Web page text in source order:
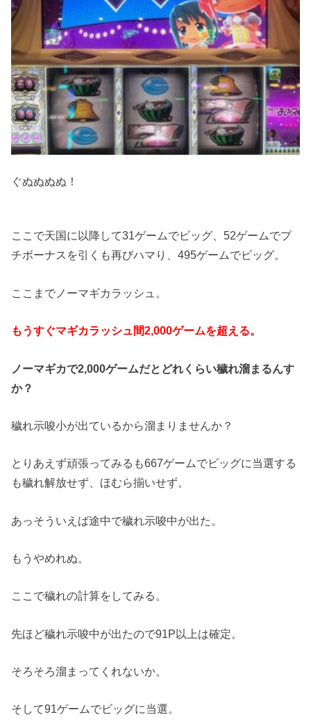
ぐぬぬぬぬ！
ここで天国に以降して31ゲームでビッグ、52ゲームでプ
チボーナスを引くも再びハマり、495ゲームでビッグ。
ここまでノーマギカラッシュ。
もうすぐマギカラッシュ間2,000ゲームを超える。
ノーマギカで2,000ゲームだとどれくらい穢れ溜まるんす
か？
穢れ示唆小が出ているから溜まりませんか？
とりあえず頑張ってみるも667ゲームでビッグに当選する
も穢れ解放せず、ほむら揃いせず。
あっそういえば途中で穢れ示唆中が出た。
もうやめれぬ。
ここで穢れの計算をしてみる。
先ほど穢れ示唆中が出たので91P以上は確定。
そろそろ溜まってくれないか。
そして91ゲームでビッグに当選。